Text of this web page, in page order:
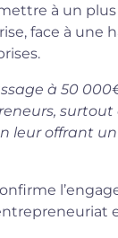
à un
face à une
à 50
leur offrant